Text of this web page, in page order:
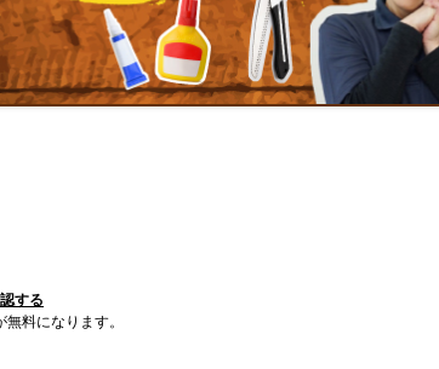
する
料になります。